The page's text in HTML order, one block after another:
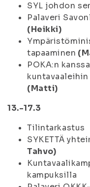
SYL johdon
Palaveri
(Heikki)
tapaaminen
POKA:n
(Matti)
13.-17.3
Tilintarkastus
SYKETTÄ
Tahvo)
kampuksilla